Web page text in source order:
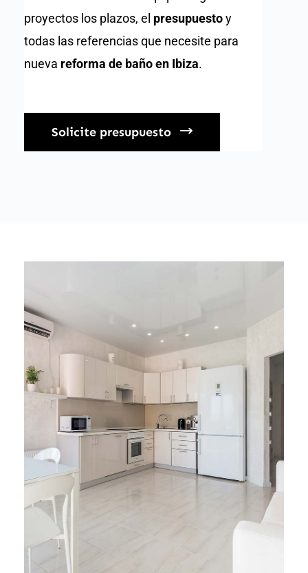
proyectos los plazos, el presupuestoy
todas las referencias que necesite para
nueva reforma de baño en Ibiza.
Solicite presupuesto